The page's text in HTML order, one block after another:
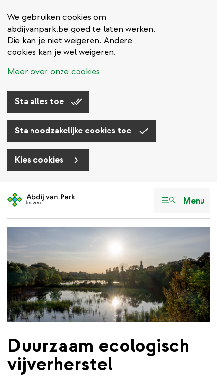
We gebruiken cookies om
abdijvanpark.be goed te laten werken.
Die kan je niet weigeren. Andere
cookies kan je wel weigeren.
Meer over onze cookies
Sta alles toe
Sta noodzakelijke cookies toe
Kies cookies
en
de
Menu
Duurzaam ecologisch
vijverherstel